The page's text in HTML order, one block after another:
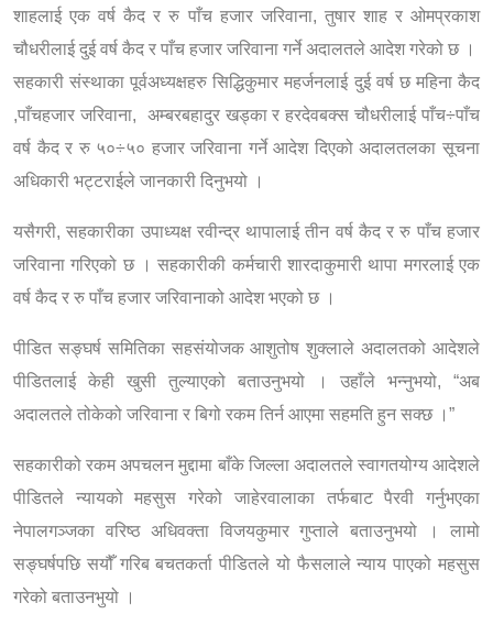
शाहलाई एक वर्ष कैद र रु पाँच हजार जरिवाना, तुषार शाह र ओमप्रकाश
चौधरीलाई दुई वर्ष कैद र पाँच हजार जरिवाना गर्ने अदालतले आदेश गरेको छ ।
सहकारी संस्थाका पूर्वअध्यक्षहरु सिद्धिकुमार महर्जनलाई दुई वर्ष छ महिना कैद
,पाँचहजार जरिवाना, अम्बरबहादुर खड्का र हरदेवबक्स चौधरीलाई पाँच÷पाँच
वर्ष कैद र रु ५०÷५० हजार जरिवाना गर्ने आदेश दिएको अदालतलका सूचना
अधिकारी भट्टराईले जानकारी दिनुभयो ।
यसैगरी, सहकारीका उपाध्यक्ष रवीन्द्र थापालाई तीन वर्ष कैद र रु पाँच हजार
जरिवाना गरिएको छ । सहकारीकी कर्मचारी शारदाकुमारी थापा मगरलाई एक
वर्ष कैद र रु पाँच हजार जरिवानाको आदेश भएको छ ।
पीडित सङ्घर्ष समितिका सहसंयोजक आशुतोष शुक्लाले अदालतको आदेशले
पीडितलाई केही खुसी तुल्याएको बताउनुभयो । उहाँले भन्नुभयो, “अब
अदालतले तोकेको जरिवाना र बिगो रकम तिर्न आएमा सहमति हुन सक्छ ।”
सहकारीको रकम अपचलन मुद्दामा बाँके जिल्ला अदालतले स्वागतयोग्य आदेशले
पीडितले न्यायको महसुस गरेको जाहेरवालाका तर्फबाट पैरवी गर्नुभएका
नेपालगञ्जका वरिष्ठ अधिवक्ता विजयकुमार गुप्ताले बताउनुभयो । लामो
सङ्घर्षपछि सयौँ गरिब बचतकर्ता पीडितले यो फैसलाले न्याय पाएको महसुस
गरेको बताउनभुयो ।